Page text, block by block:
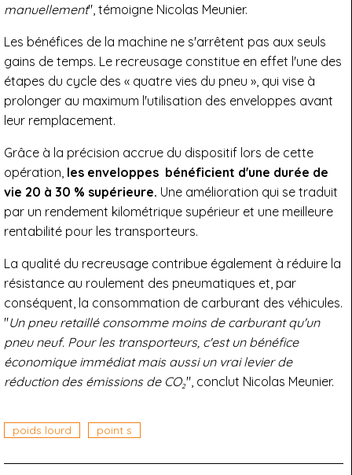
manuellement", témoigne Nicolas Meunier.
Les bénéfices de la machine ne s'arrêtent pas aux seuls
gains de temps. Le recreusage constitue en effet l'une des
étapes du cycle des « quatre vies du pneu », qui vise à
prolonger au maximum l'utilisation des enveloppes avant
leur remplacement.
Grâce à la précision accrue du dispositif lors de cette
opération, les enveloppes bénéficient d'une durée de
vie 20 à 30 % supérieure. Une amélioration qui se traduit
par un rendement kilométrique supérieur et une meilleure
rentabilité pour les transporteurs.
La qualité du recreusage contribue également à réduire la
résistance au roulement des pneumatiques et, par
conséquent, la consommation de carburant des véhicules.
"Un pneu retaillé consomme moins de carburant qu'un
pneu neuf. Pour les transporteurs, c'est un bénéfice
économique immédiat mais aussi un vrai levier de
réduction des émissions de CO₂", conclut Nicolas Meunier.
poids lourd point s